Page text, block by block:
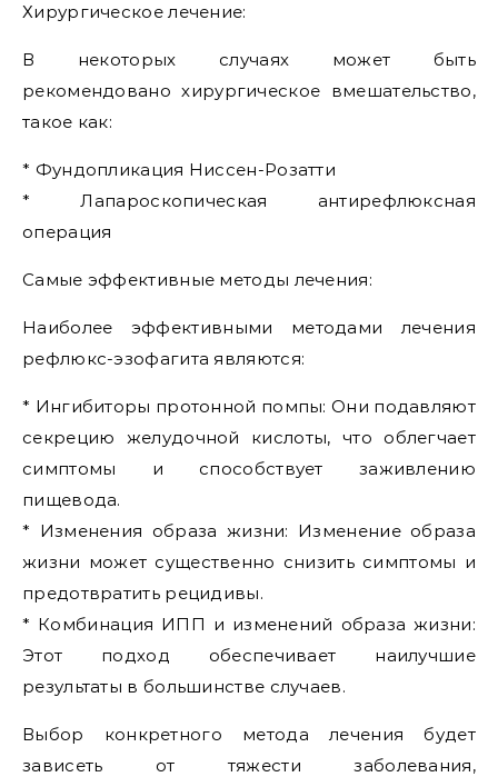
Хирургическое лечение:
В некоторых случаях может быть
рекомендовано хирургическое вмешательство,
такое как:
* Фундопликация Ниссен-Розатти
* Лапароскопическая антирефлюксная
операция
Самые эффективные методы лечения:
Наиболее эффективными методами лечения
рефлюкс-эзофагита являются:
* Ингибиторы протонной помпы: Они подавляют
секрецию желудочной кислоты, что облегчает
симптомы и способствует заживлению
пищевода.
* Изменения образа жизни: Изменение образа
жизни может существенно снизить симптомы и
предотвратить рецидивы.
* Комбинация ИПП и изменений образа жизни:
Этот подход обеспечивает наилучшие
результаты в большинстве случаев.
Выбор конкретного метода лечения будет
зависеть от тяжести заболевания,